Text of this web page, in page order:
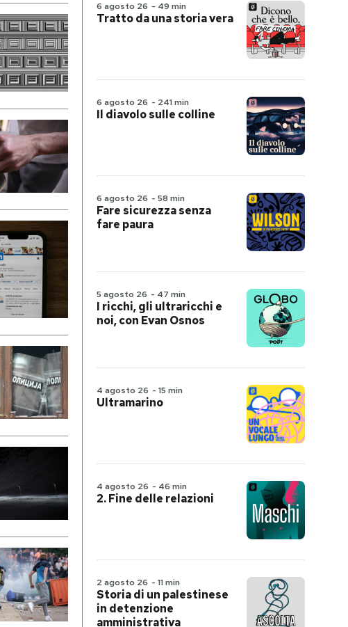
6 agosto 26 - 49 min
Tratto da una storia vera
6 agosto 26 - 241 min
Il diavolo sulle colline
6 agosto 26 - 58 min
Fare sicurezza senza
fare paura
5 agosto 26 - 47 min
I ricchi, gli ultraricchi e
noi, con Evan Osnos
4 agosto 26 - 15 min
Ultramarino
4 agosto 26 - 46 min
2. Fine delle relazioni
2 agosto 26 - 11 min
Storia di un palestinese
in detenzione
amministrativa